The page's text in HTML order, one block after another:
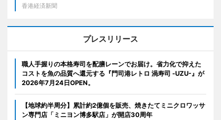
香港経済新聞
プレスリリース
職人手握りの本格寿司を配膳レーンでお届け。省力化で抑えた
コストを魚の品質へ還元する『門司港レトロ 渦寿司 -UZU-』が
2026年7月24日OPEN。
【地球約半周分】累計約2億個を販売、焼きたてミニクロワッサ
ン専門店「ミニヨン博多駅店」が開店30周年